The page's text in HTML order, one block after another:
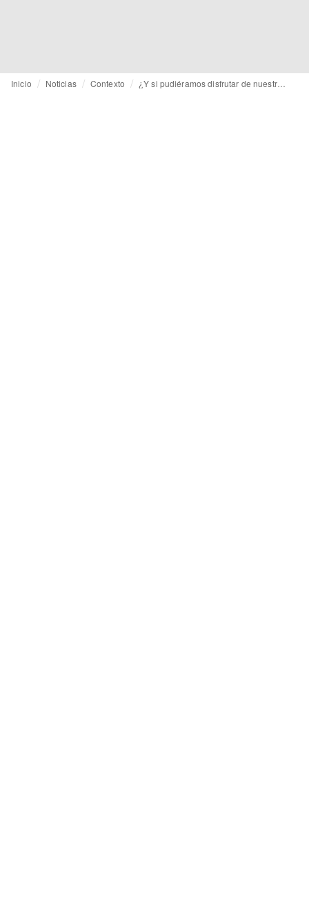
Inicio Noticias Contexto ¿Y si pudiéramos disfrutar de nuestras prendas favoritas durante más tiempo?